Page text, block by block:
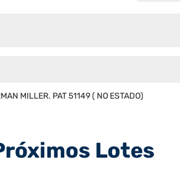
MILLER. PAT 51149 ( NO ESTADO)
Lotes